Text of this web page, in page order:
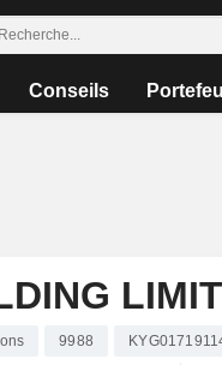
Conseils
9988